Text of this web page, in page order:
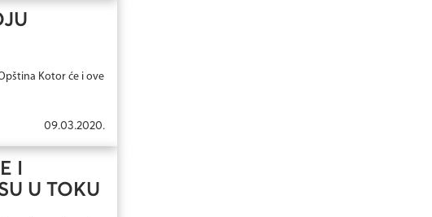
Kotor će i ove
09.03.2020.
I
U TOKU